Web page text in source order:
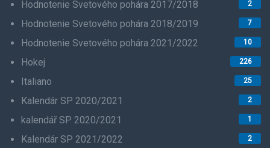
Hodnotenie Svetového pohára 2017/2018 2
Hodnotenie Svetového pohára 2018/2019 7
Hodnotenie Svetového pohára 2021/2022 10
Hokej 226
Italiano 25
Kalendár SP 2020/2021 2
kalendář SP 2020/2021 1
Kalendár SP 2021/2022 2